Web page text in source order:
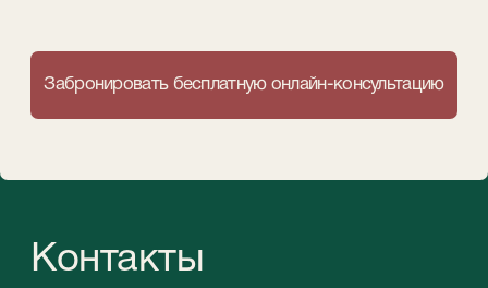
©StableGrowz 2026
Все права защищены